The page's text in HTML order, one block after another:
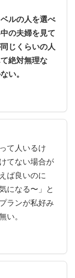
ルの人を選べ
の夫婦を見て
じくらいの人
絶対無理な
い。
て人いるけ
てない場合が
ば良いのに
になる〜」と
ランが私好み
い。